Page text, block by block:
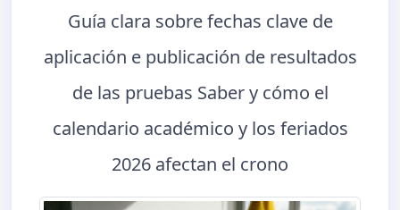
Guía clara sobre fechas clave de
aplicación e publicación de resultados
de las pruebas Saber y cómo el
calendario académico y los feriados
2026 afectan el crono